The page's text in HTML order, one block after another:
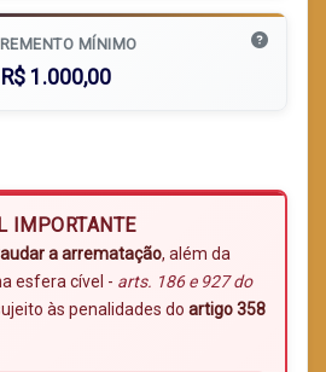
MÍNIMO
R$ 1.000,00
IMPORTANTE
a arrematação, além da
esfera cível - arts. 186 e 927 do
às penalidades do artigo 358